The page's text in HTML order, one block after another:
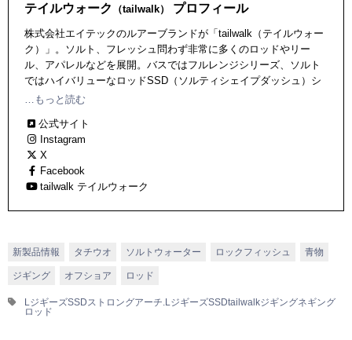
テイルウォーク （tailwalk） プロフィール
株式会社エイテックのルアーブランドが「tailwalk（テイルウォー
ク）」。ソルト、フレッシュ問わず非常に多くのロッドやリー
ル、アパレルなどを展開。バスではフルレンジシリーズ、ソルト
ではハイバリューなロッドSSD（ソルティシェイプダッシュ）シ
リーズや、フラッグシップモデルのTZシリーズなど、ビギナーか
…もっと読む
公式サイト
Instagram
X
Facebook
tailwalk テイルウォーク
新製品情報 タチウオ ソルトウォーター ロックフィッシュ 青物
ジギング オフショア ロッド
LジギーズSSDストロングアーチ.LジギーズSSDtailwalkジギングネギング
ロッド